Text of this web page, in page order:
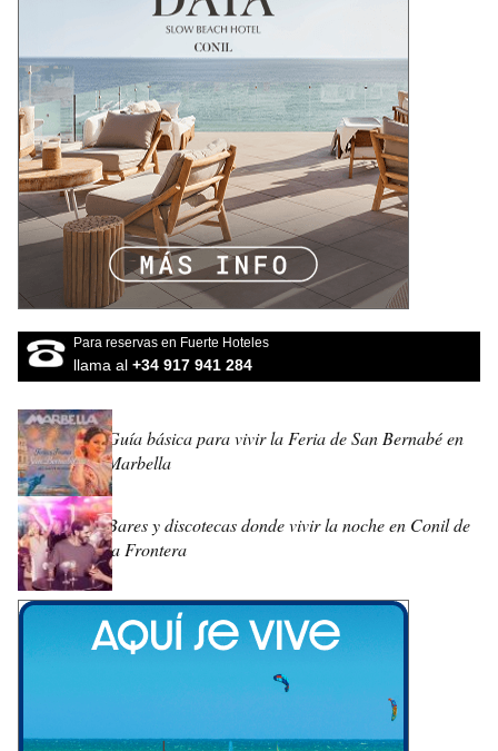
Para reservas en Fuerte Hoteles
llama al +34 917 941 284
Guía básica para vivir la Feria de San Bernabé en
Marbella
Bares y discotecas donde vivir la noche en Conil de
la Frontera